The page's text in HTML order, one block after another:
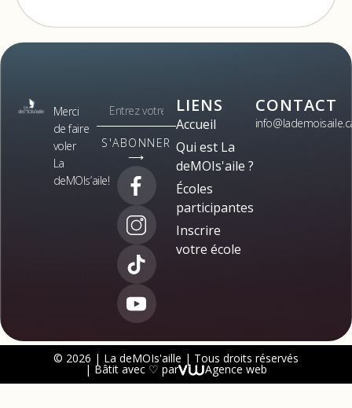
Merci
de faire
voler
La
deMOIs’aile!
S'ABONNER
⟶
LIENS
Accueil
Qui est La
deMOIs'aile ?
Écoles
participantes
Inscrire
votre école
CONTACT
© 2026 | La deMOIs'aille | Tous droits réservés
| Bâtit avec ♡ par Agence web